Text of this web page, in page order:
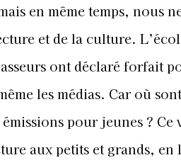
en même temps, nous
et de la culture.
ont déclaré forfait
les médias. Car où
pour jeunes ? Ce
aux petits et grands, en